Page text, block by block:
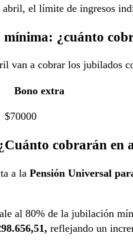
el límite de ingresos
mínima: ¿cuánto
van a cobrar los jubilados
extra
$70000
cobrarán en
a la Pensión Universal
al 80% de la jubilación
reflejando un